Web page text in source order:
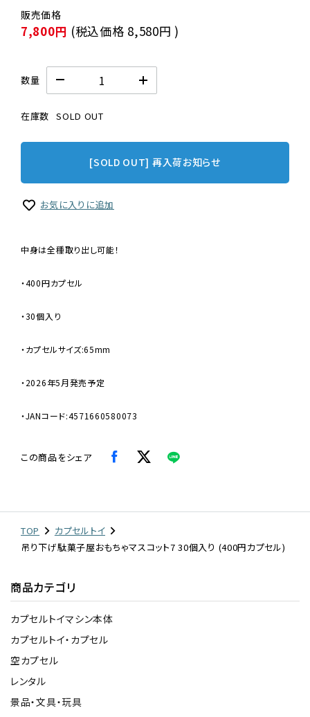
7,800円 (税込価格 8,580円 )
数量
在庫数 SOLD OUT
[SOLD OUT] 再入荷お知らせ
お気に入りに追加
中身は全種取り出し可能！
・400円カプセル
・30個入り
・カプセルサイズ:65mm
・2026年5月発売予定
・JANコード:4571660580073
この商品をシェア
TOP
カプセルトイ
吊り下げ駄菓子屋おもちゃマスコット7 30個入り (400円カプセル)
商品カテゴリ
カプセルトイマシン本体
カプセルトイ・カプセル
空カプセル
レンタル
景品・文具・玩具